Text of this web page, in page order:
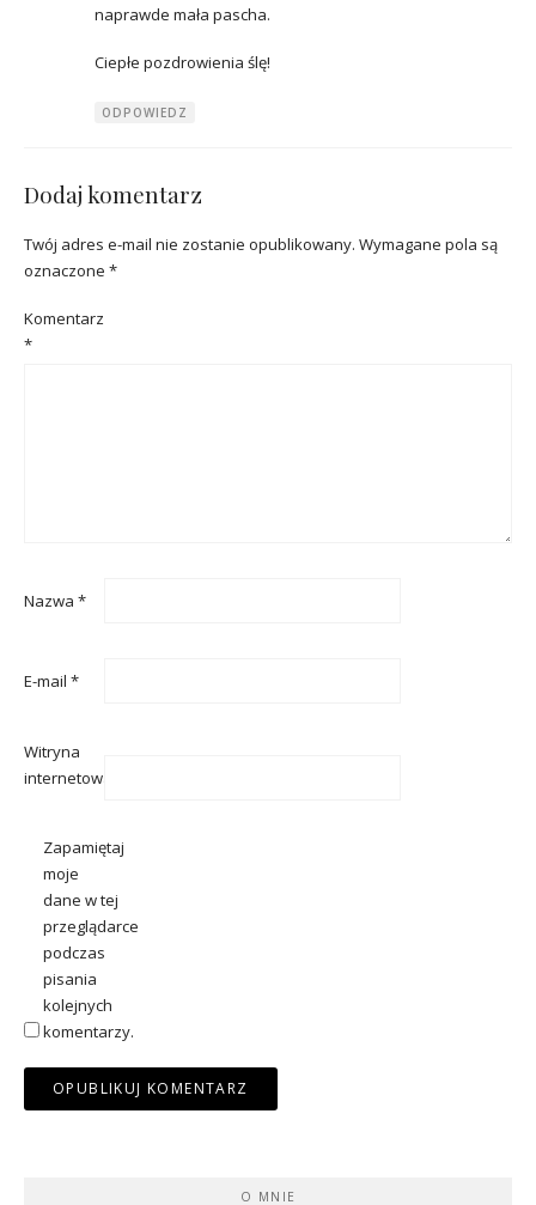
naprawde mała pascha.
Ciepłe pozdrowienia ślę!
ODPOWIEDZ
Dodaj komentarz
Twój adres e-mail nie zostanie opublikowany. Wymagane pola są
oznaczone *
Komentarz
*
Nazwa *
E-mail *
Witryna
internetowa
Zapamiętaj
moje
dane w tej
przeglądarce
podczas
pisania
kolejnych
komentarzy.
O MNIE